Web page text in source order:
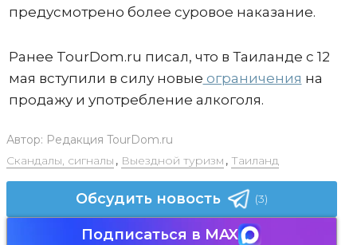
предусмотрено более суровое наказание.
Ранее TourDom.ru писал, что в Таиланде с 12
мая вступили в силу новые ограничения на
продажу и употребление алкоголя.
Автор: Редакция TourDom.ru
Скандалы, сигналы , Выездной туризм , Таиланд
Обсудить новость (3)
Подписаться в MAX